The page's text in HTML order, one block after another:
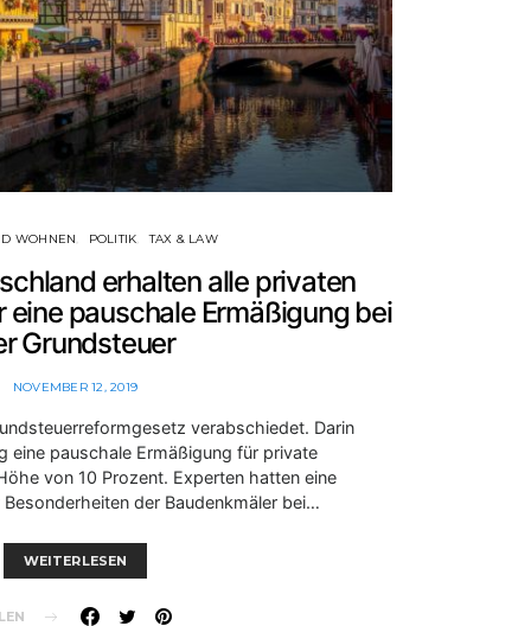
WOHNEN POLITIK TAX & LAW
erhalten alle privaten
pauschale Ermäßigung bei
Grundsteuer
NOVEMBER 12, 2019
verabschiedet. Darin
eine pauschale Ermäßigung für private
von 10 Prozent. Experten hatten eine
der Baudenkmäler bei…
WEITERLESEN